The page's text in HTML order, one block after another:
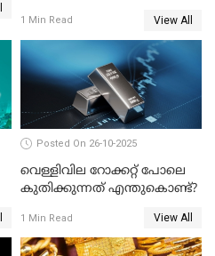
1800 രൂപ
1 Min Read View All
Posted On 26-10-2025
വെള്ളിവില റോക്കറ്റ് പോലെ
കുതിക്കുന്നത് എന്തുകൊണ്ട്?
1 Min Read View All